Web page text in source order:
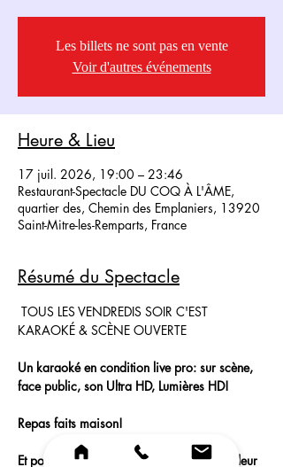
Les billets ne sont pas en vente
Voir d'autres événements
Heure & Lieu
17 juil. 2026, 19:00 – 23:46
Restaurant-Spectacle DU COQ À L'ÂME,
quartier des, Chemin des Emplaniers, 13920
Saint-Mitre-les-Remparts, France
Résumé du Spectacle
TOUS LES VENDREDIS SOIR C'EST
KARAOKÉ & SCÈNE OUVERTE
Un karaoké en condition live pro: sur scène,
face public, son Ultra HD, Lumières HD!
Repas faits maison!
Et pour les artistes qui souhaitent montrer leur